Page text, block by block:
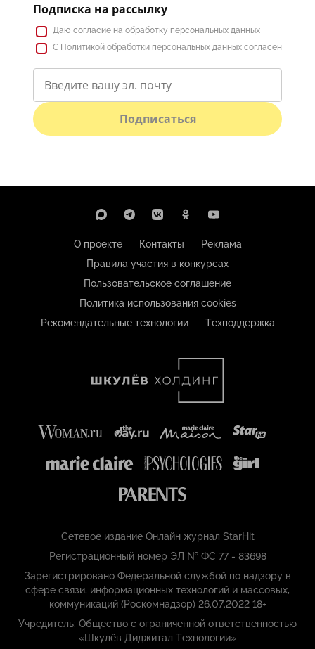
Подписка на рассылку
Даю согласие на обработку персональных данных
С Политикой обработки персональных данных согласен
Подписаться
О проекте Контакты
Реклама
Правила участия в конкурсах
Пользовательское соглашение
Политика использования cookies
Рекомендательные технологии
Техподдержка
Сетевое издание Онлайн журнал StarHit
Регистрационный номер ЭЛ № ФС 77 - 83698
Зарегистрировано Федеральной службой по надзору в
сфере связи, информационных технологий и массовых,
коммуникаций (Роскомнадзор) 26.07.2022 18+
Учредитель: Общество с ограниченной ответственностью
«Шкулёв Диджитал Технологии»